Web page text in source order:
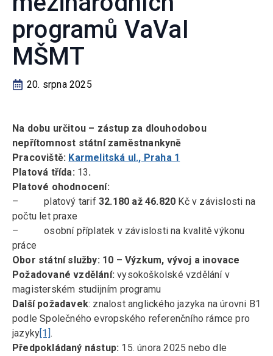
programů VaVaI
MŠMT
20. srpna 2025
Na dobu určitou – zástup za dlouhodobou
nepřítomnost státní zaměstnankyně
Pracoviště: Karmelitská ul., Praha 1
Platová třída: 13.
Platové ohodnocení:
– platový tarif 32.180 až 46.820 Kč v závislosti na
počtu let praxe
– osobní příplatek v závislosti na kvalitě výkonu
práce
Obor státní služby: 10 – Výzkum, vývoj a inovace
Požadované vzdělání: vysokoškolské vzdělání v
magisterském studijním programu
Další požadavek: znalost anglického jazyka na úrovni B1
podle Společného evropského referenčního rámce pro
jazyky[1].
Předpokládaný nástup: 15. února 2025 nebo dle